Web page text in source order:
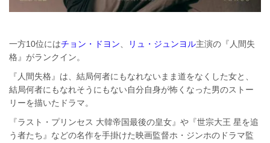
一方10位にはチョン・ドヨン リュ・ジュンヨル主演の『人間失
格』がランクイン。
『人間失格』は、結局何者にもなれないまま道をなくした女と、
結局何者にもなれそうにもない自分自身が怖くなった男のストー
リーを描いたドラマ。
『ラスト・プリンセス 大韓帝国最後の皇女』や『世宗大王 星を追
う者たち』などの名作を手掛けた映画監督ホ・ジンホのドラマ監